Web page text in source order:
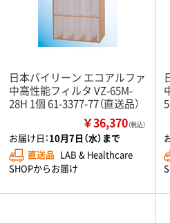
日本バイリーン エコアルファ
中高性能フィルタ VZ-65M-
28H 1個 61-3377-77（直送品）
￥36,370（税込）
お届け日：10月7日（水）まで
直送品 LAB & Healthcare
SHOPからお届け